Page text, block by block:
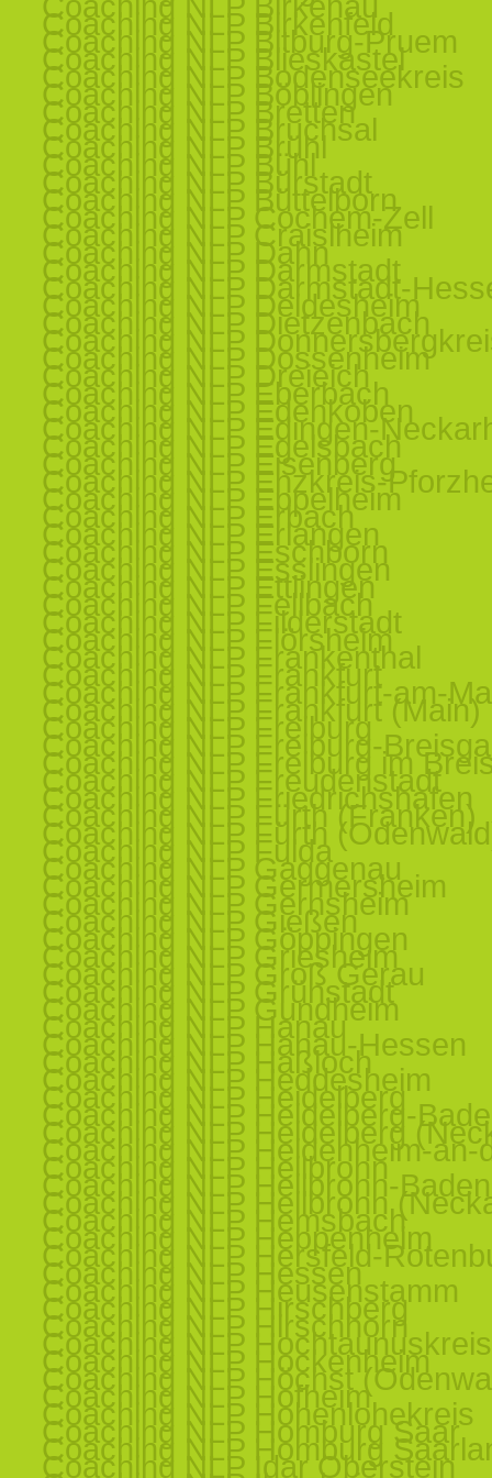
Coaching NLP Birkenfeld
Coaching NLP Bitburg-Pruem
Coaching NLP Blieskastel
Coaching NLP Bodenseekreis
Coaching NLP Böblingen
Coaching NLP Bretten
Coaching NLP Bruchsal
Coaching NLP Brühl
Coaching NLP Bühl
Coaching NLP Bürstadt
Coaching NLP Büttelborn
Coaching NLP Cochem-Zell
Coaching NLP Craislheim
Coaching NLP Dahn
Coaching NLP Darmstadt
Coaching NLP Darmstadt-
Coaching NLP Deidesheim
Coaching NLP Dietzenbach
Coaching NLP
Coaching NLP Dossenheim
Coaching NLP Dreieich
Coaching NLP Eberbach
Coaching NLP Edenkoben
Coaching NLP Edingen-
Coaching NLP Egelsbach
Coaching NLP Eisenberg
Coaching NLP Enzkreis-
Coaching NLP Eppelheim
Coaching NLP Erbach
Coaching NLP Erlangen
Coaching NLP Eschborn
Coaching NLP Esslingen
Coaching NLP Ettlingen
Coaching NLP Fellbach
Coaching NLP Filderstadt
Coaching NLP Flörsheim
Coaching NLP Frankenthal
Coaching NLP Frankfurt
Coaching NLP Frankfurt-am-
Coaching NLP Frankfurt (Main)
Coaching NLP Freiburg
Coaching NLP Freiburg-
Coaching NLP Freiburg im
Coaching NLP Freudenstadt
Coaching NLP Friedrichshafen
Coaching NLP Fürth (Franken)
Coaching NLP Fürth
Coaching NLP Fulda
Coaching NLP Gaggenau
Coaching NLP Germersheim
Coaching NLP Gernsheim
Coaching NLP Gießen
Coaching NLP Göppingen
Coaching NLP Griesheim
Coaching NLP Groß Gerau
Coaching NLP Grünstadt
Coaching NLP Gundheim
Coaching NLP Hanau
Coaching NLP Hanau-Hessen
Coaching NLP Haßloch
Coaching NLP Heddesheim
Coaching NLP Heidelberg
Coaching NLP Heidelberg-
Coaching NLP Heidelberg
Coaching NLP Heidenheim-an-
Coaching NLP Heilbronn
Coaching NLP Heilbronn-Baden
Coaching NLP Heilbronn
Coaching NLP Hemsbach
Coaching NLP Heppenheim
Coaching NLP Hersfeld-
Coaching NLP Hessen
Coaching NLP Heusenstamm
Coaching NLP Hirschberg
Coaching NLP Hirschhorn
Coaching NLP Hochtaunuskreis
Coaching NLP Hockenheim
Coaching NLP Höchst
Coaching NLP Hofheim
Coaching NLP Hohenlohekreis
Coaching NLP Homburg Saar
Coaching NLP Homburg
Coaching NLP Idar Oberstein